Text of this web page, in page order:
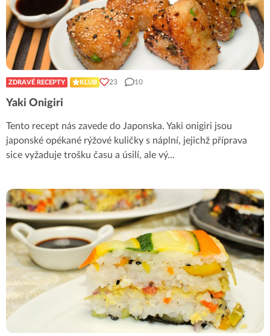
ZDRAVÉ RECEPTY KLUB 23 10
Yaki Onigiri
Tento recept nás zavede do Japonska. Yaki onigiri jsou
japonské opékané rýžové kuličky s náplní, jejichž příprava
sice vyžaduje trošku času a úsilí, ale vý...